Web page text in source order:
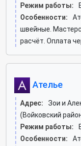
Режим работы:
Особенности:
швейные.
расчёт. Оплата
Ателье
Адрес:
Зои и
(Войковский
Режим работы:
Особенности: